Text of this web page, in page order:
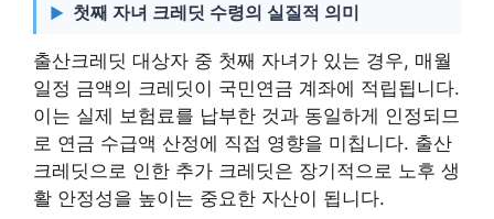
첫째 자녀 크레딧 수령의 실질적 의미
출산크레딧 대상자 중 첫째 자녀가 있는 경우, 매월
일정 금액의 크레딧이 국민연금 계좌에 적립됩니다.
이는 실제 보험료를 납부한 것과 동일하게 인정되므
로 연금 수급액 산정에 직접 영향을 미칩니다. 출산
크레딧으로 인한 추가 크레딧은 장기적으로 노후 생
활 안정성을 높이는 중요한 자산이 됩니다.